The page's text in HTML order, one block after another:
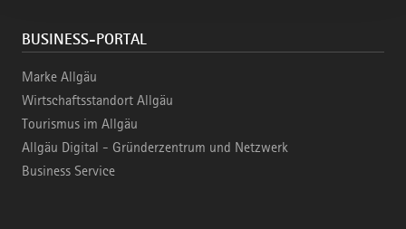
BUSINESS-PORTAL
Marke Allgäu
Wirtschaftsstandort Allgäu
Tourismus im Allgäu
Allgäu Digital - Gründerzentrum und Netzwerk
Business Service